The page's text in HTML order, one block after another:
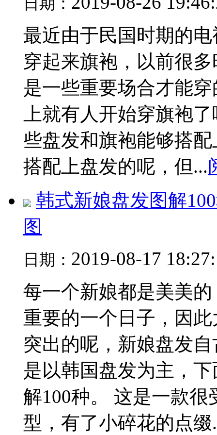
最近由于民国时期的
穿起来旗袍，以前很
是一些重要场合才能
上就有人开始穿旗袍
些盘发和旗袍能够搭
搭配上盘发的呢，但...
韩式新娘盘发图解
图
日期： 2019-08-17
每一个新娘都是美美
重要的一个日子，因
突出的呢，新娘盘发
是以韩国盘发为主，
解100种。 这是一款
型，有了小碎花的点缀